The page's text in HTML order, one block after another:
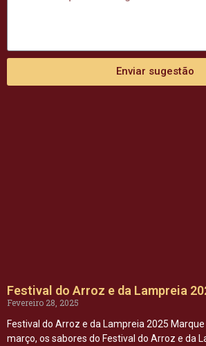
Enviar sugestão
Festival do Arroz e da Lampreia
Fevereiro 28, 2025
Festival do Arroz e da Lampreia 2025
março, os sabores do Festival do Arroz e da